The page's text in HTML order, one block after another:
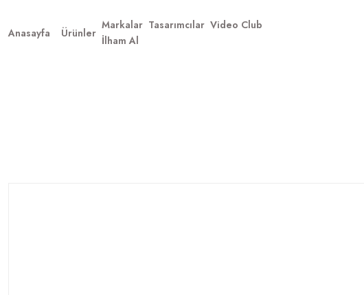
Anasayfa
Ürünler
Markalar Tasarımcılar Video Club
İlham Al